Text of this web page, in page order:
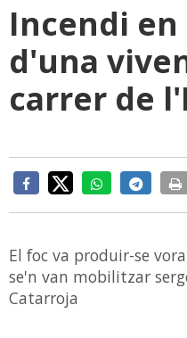
Incendi
d'una
carrer de
El foc va produir-se
se'n van mobilitzar
Catarroja